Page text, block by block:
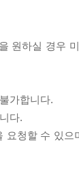
원하실 경우
가합니다.
다.
청할 수 있으